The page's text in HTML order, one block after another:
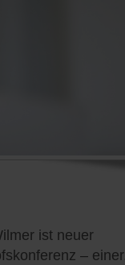
ist neuer
–